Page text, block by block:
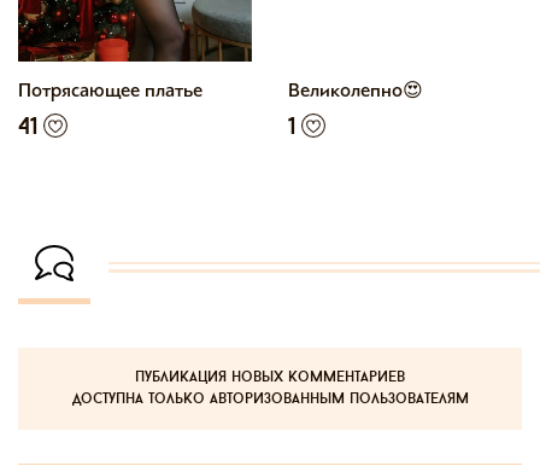
Потрясающее платье
41
Великолепно😍
1
публикация новых комментариев
доступна только авторизованным пользователям